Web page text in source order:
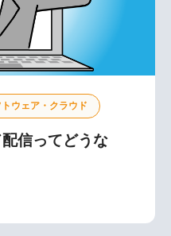
トウェア・クラウド
信ってどうな